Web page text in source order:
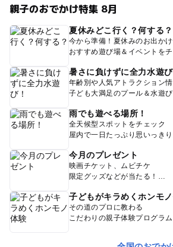
親子のおでかけ特集 8月
夏休みどこ行く？何する？
今から準備！夏休みのお出か
おすすめ遊び場＆イベントをチ
暑さに負けずに全力水遊び
年齢別や人気アトラクション
子ども大満足のプール＆水遊び
雨でも遊べる場所！
全天候型スポットをチェック
屋内で一日たっぷり思いっき
今月のプレゼント
映画チケット、ムビチケ
限定グッズなどが当たる！
子どもがキラめくホンモ
その道のプロに教わる
こだわりの親子体験プログラム